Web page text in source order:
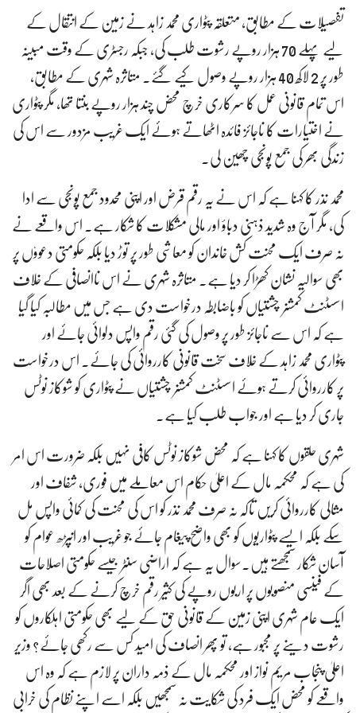
تفصیلات کے مطابق، متعلقہ پٹواری محمد زاہد نے زمین کے انتقال کے
لیے پہلے 70 ہزار روپے رشوت طلب کی، جبکہ رجسٹری کے وقت مبینہ
طور پر 2 لاکھ 40 ہزار روپے وصول کیے گئے۔ متاثرہ شہری کے مطابق،
اس تمام قانونی عمل کا سرکاری خرچ محض چند ہزار روپے بنتا تھا، مگر پٹواری
نے اختیارات کا ناجائز فائدہ اٹھاتے ہوئے ایک غریب مزدور سے اس کی
زندگی بھر کی جمع پونجی چھین لی۔
محمد نذر کا کہنا ہے کہ اس نے یہ رقم قرض اور اپنی محدود جمع پونجی سے ادا
کی، مگر آج وہ شدید ذہنی دباؤ اور مالی مشکلات کا شکار ہے۔ اس واقعے نے
نہ صرف ایک محنت کش خاندان کو معاشی طور پر توڑ دیا بلکہ حکومتی دعووٗں پر
بھی سوالیہ نشان کھڑا کر دیا ہے۔ متاثرہ شہری نے اس ناانصافی کے خلاف
اسسٹنٹ کمشنر چشتیاں کو باضابطہ درخواست دی ہے جس میں مطالبہ کیا گیا
ہے کہ اس سے ناجائز طور پر وصول کی گئی رقم واپس دلوائی جائے اور
پٹواری محمد زاہد کے خلاف سخت قانونی کارروائی کی جائے۔ اس درخواست
پر کارروائی کرتے ہوئے اسسٹنٹ کمشنر چشتیاں نے پٹواری کو شوکاز نوٹس
جاری کر دیا ہے اور جواب طلب کیا ہے۔
شہری حلقوں کا کہنا ہے کہ محض شوکاز نوٹس کافی نہیں بلکہ ضرورت اس امر
کی ہے کہ محکمہ مال کے اعلیٰ حکام اس معاملے میں فوری، شفاف اور
مثالی کارروائی کریں تاکہ نہ صرف محمد نذر کو اس کی محنت کی کمائی واپس مل
سکے بلکہ ایسے پٹواریوں کو بھی واضح پیغام جائے جو غریب اور انپڑھ عوام کو
آسان شکار سمجھتے ہیں۔سوال یہ ہے کہ اراضی سنٹر جیسے حکومتی اصلاحات
کے فینسی منصوبوں پر اربوں روپے کی کثیر رقم خرچ کرنے کے بعد بھی اگر
ایک عام شہری اپنی زمین کے قانونی حق کے لیے بھی حکومتی اہلکاروں کو
رشوت دینے پر مجبور ہے، تو پھر انصاف کی امید کس سے رکھی جائے؟ وزیر
اعلیٰ پنجاب مریم نواز اور محکمہ مال کے ذمہ داران پر لازم ہے کہ وہ اس
واقعے کو محض ایک فرد کی شکایت نہ سمجھیں بلکہ اسے اپنے نظام کی خرابی